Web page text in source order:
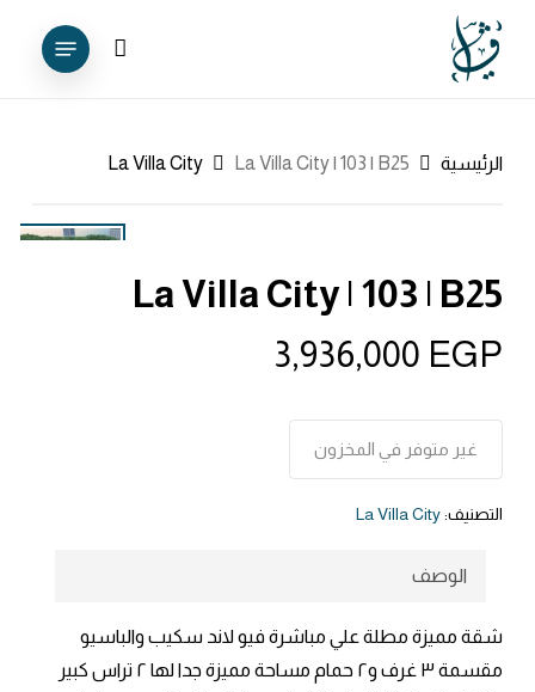
Menu
الرئيسية La Villa City La Villa City | 103 | B25
La Villa City | 103 | B25
3,936,000 EGP
غير متوفر في المخزون
التصنيف:La Villa City
الوصف
شقة مميزة مطلة علي مباشرة فيو لاند سكيب والباسيو
مقسمة ٣ غرف و٢ حمام مساحة مميزة جدا لها ٢ تراس كبير